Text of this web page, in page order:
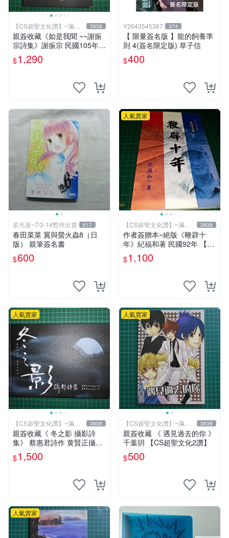
【CS超聖文化讚】~滿千
元送運
3838
親簽收藏《如是我聞 ~~謝振
宗詩集》謝振宗 民國105年初
版【CS超聖文化2讚】
$1,290
Y2643545387 374
【 限量簽名版 】龍的飼養準
則 4(簽名限定版) 草子信
$400
若凡居~7/3-14暫停出貨 617
春田菜菜 翼與螢火蟲8（日
版） 親筆簽名書
$600
人氣賣家
【CS超聖文化讚】~滿千
元送運
3838
作者簽贈本~絕版《鞭辟十
年》紀福和著 民國92年 【C
S超聖文化讚】
$1,100
人氣賣家
【CS超聖文化讚】~滿千
元送運
3838
親簽收藏《 冬之影 攝影詩
集》 蔡惠君詩作 黄賢正攝影
白象文化 幾乎全新【CS超聖
文化2讚】
$1,500
人氣賣家
【CS超聖文化讚】~滿千
元送運
3838
親簽收藏 《 遇見過去的你 》
千葉玥 【CS超聖文化2讚】
$500
人氣賣家